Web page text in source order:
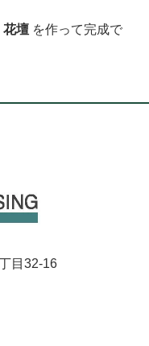
花壇 を作って完成で
目32-16